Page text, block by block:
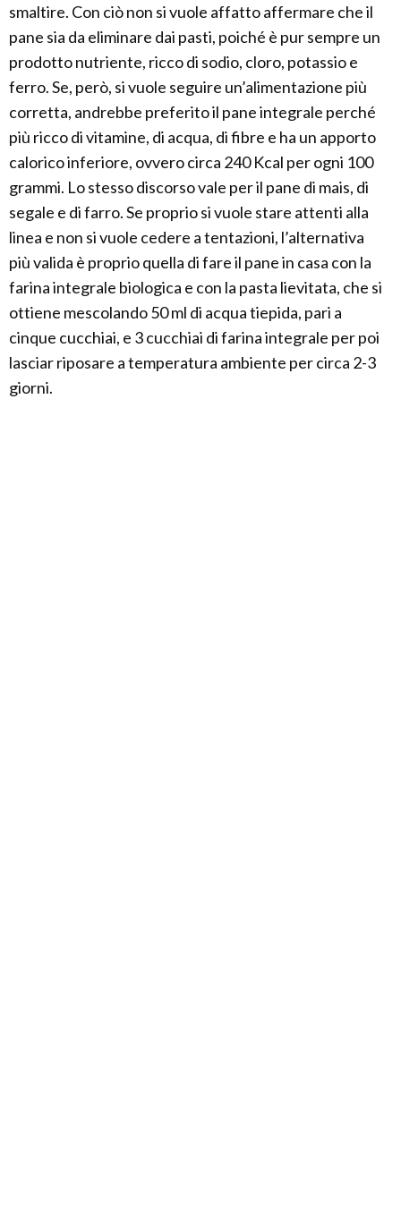
smaltire. Con ciò non si vuole affatto affermare che il
pane sia da eliminare dai pasti, poiché è pur sempre un
prodotto nutriente, ricco di sodio, cloro, potassio e
ferro. Se, però, si vuole seguire un’alimentazione più
corretta, andrebbe preferito il pane integrale perché
più ricco di vitamine, di acqua, di fibre e ha un apporto
calorico inferiore, ovvero circa 240 Kcal per ogni 100
grammi. Lo stesso discorso vale per il pane di mais, di
segale e di farro. Se proprio si vuole stare attenti alla
linea e non si vuole cedere a tentazioni, l’alternativa
più valida è proprio quella di fare il pane in casa con la
farina integrale biologica e con la pasta lievitata, che si
ottiene mescolando 50 ml di acqua tiepida, pari a
cinque cucchiai, e 3 cucchiai di farina integrale per poi
lasciar riposare a temperatura ambiente per circa 2-3
giorni.